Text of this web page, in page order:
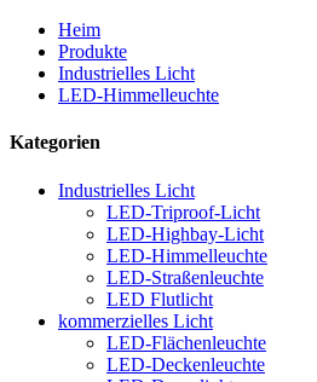
Heim
Produkte
Industrielles Licht
LED-Himmelleuchte
Kategorien
Industrielles Licht
LED-Triproof-Licht
LED-Highbay-Licht
LED-Himmelleuchte
LED-Straßenleuchte
LED Flutlicht
kommerzielles Licht
LED-Flächenleuchte
LED-Deckenleuchte